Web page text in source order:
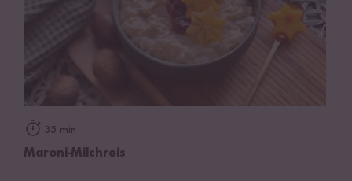
35 min
Maroni-Milchreis